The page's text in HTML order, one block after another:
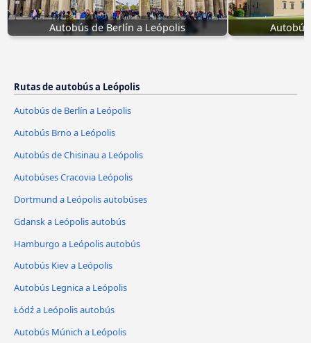
Autobús de Berlín a Leópolis
Rutas de autobús a Leópolis
Autobús de Berlín a Leópolis
Autobús Brno a Leópolis
Autobús de Chisinau a Leópolis
Autobúses Cracovia Leópolis
Dortmund a Leópolis autobúses
Gdansk a Leópolis autobús
Hamburgo a Leópolis autobús
Autobús Kiev a Leópolis
Autobús Legnica a Leópolis
Łódź a Leópolis autobús
Autobús Múnich a Leópolis